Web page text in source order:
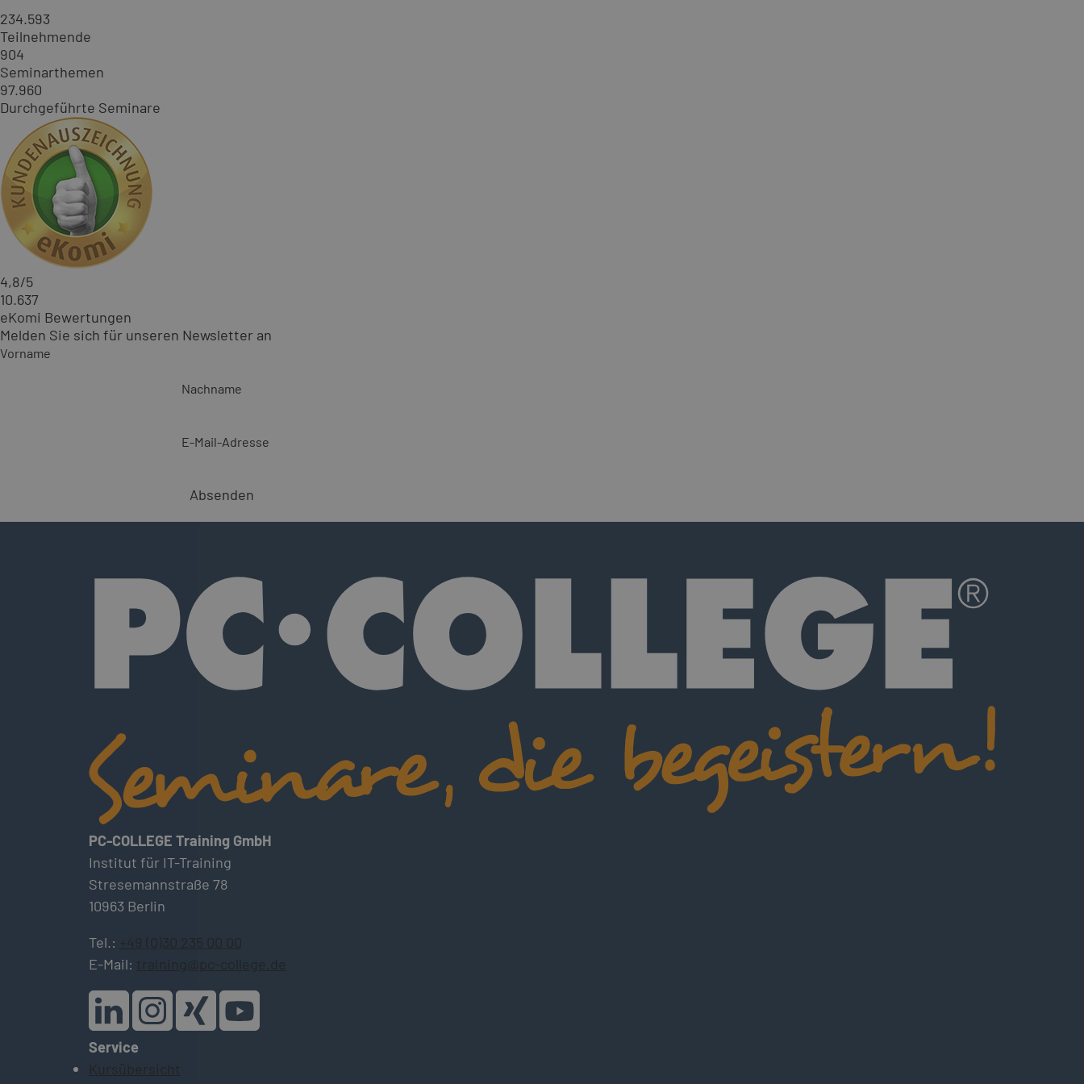
234.593
Teilnehmende
904
Seminarthemen
97.960
Durchgeführte Seminare
4,8/5
10.637
eKomi Bewertungen
Melden Sie sich für unseren Newsletter an
Vorname
Nachname
E-Mail-Adresse
Absenden
PC-COLLEGE Training GmbH
Institut für IT-Training
Stresemannstraße 78
10963 Berlin
Tel.: +49 (0)30 235 00 00
E-Mail: training@pc-college.de
Service
Kursübersicht